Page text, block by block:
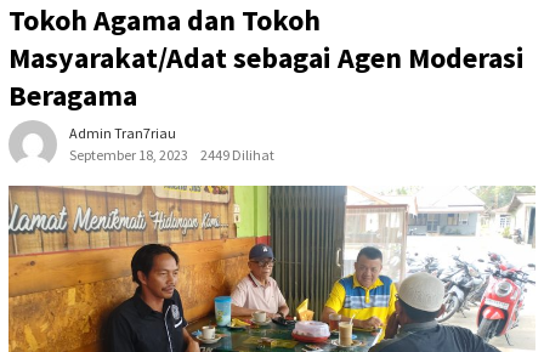
Tokoh Agama dan Tokoh
Masyarakat/Adat sebagai Agen Moderasi
Beragama
Admin Tran7riau
September 18, 2023
2449 Dilihat